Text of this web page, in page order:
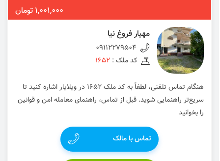
1,001,000 تومان
مهیار فروغ نیا
09112279504
کد ملک : 1652
هنگام تماس تلفنی، لطفاً به کد ملک 1652 در ویلایار اشاره کنید تا
سریع‌تر راهنمایی شوید. قبل از تماس، راهنمای معامله امن و قوانین
را بخوانید
تماس با مالک